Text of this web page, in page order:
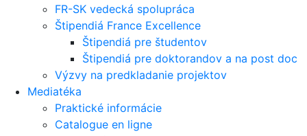
FR-SK vedecká spolupráca
Štipendiá France Excellence
Štipendiá pre študentov
Štipendiá pre doktorandov a na post doc
Výzvy na predkladanie projektov
Mediatéka
Praktické informácie
Catalogue en ligne